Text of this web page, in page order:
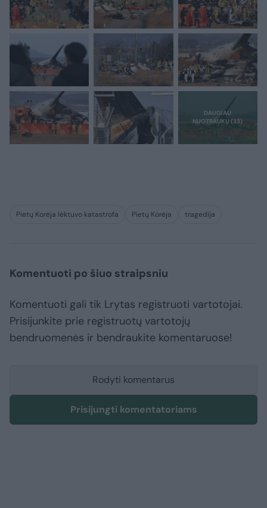
Pietų Korėja lėktuvo katastrofa Pietų Korėja tragedija
Komentuoti po šiuo straipsniu
Komentuoti gali tik Lrytas registruoti vartotojai.
Prisijunkite prie registruotų vartotojų
bendruomenės ir bendraukite komentaruose!
Rodyti komentarus
Prisijungti komentatoriams